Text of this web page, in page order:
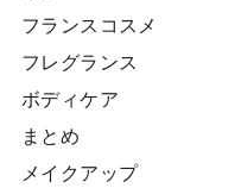
フランスコスメ
フレグランス
ボディケア
まとめ
メイクアップ